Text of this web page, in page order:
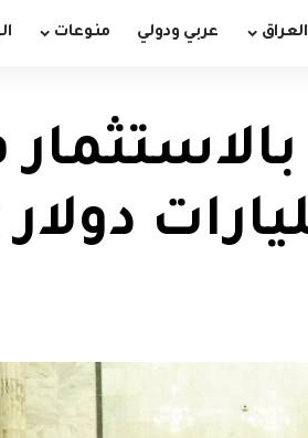
العراق عربي ودولي منوعات